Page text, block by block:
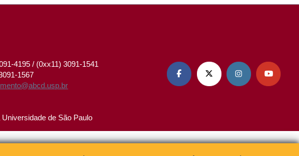
4195 / (0xx11) 3091-1541
1567
   
de São Paulo